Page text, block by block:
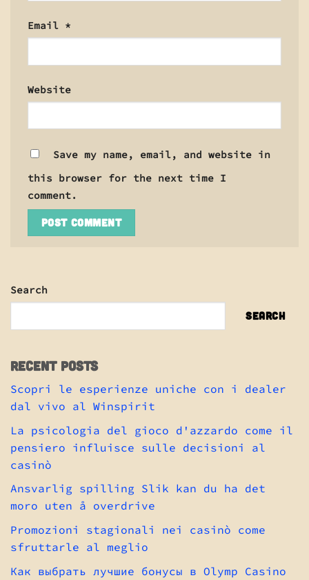
Email *
Website
Save my name, email, and website in
this browser for the next time I
comment.
Search
SEARCH
Recent Posts
Scopri le esperienze uniche con i dealer
dal vivo al Winspirit
La psicologia del gioco d'azzardo come il
pensiero influisce sulle decisioni al
casinò
Ansvarlig spilling Slik kan du ha det
moro uten å overdrive
Promozioni stagionali nei casinò come
sfruttarle al meglio
Как выбрать лучшие бонусы в Olymp Casino